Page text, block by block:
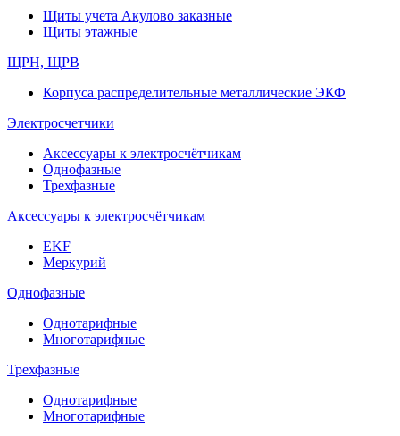
Щиты учета Акулово заказные
Щиты этажные
ЩРН, ЩРВ
Корпуса распределительные металлические ЭКФ
Электросчетчики
Аксессуары к электросчётчикам
Однофазные
Трехфазные
Аксессуары к электросчётчикам
EKF
Меркурий
Однофазные
Однотарифные
Многотарифные
Трехфазные
Однотарифные
Многотарифные